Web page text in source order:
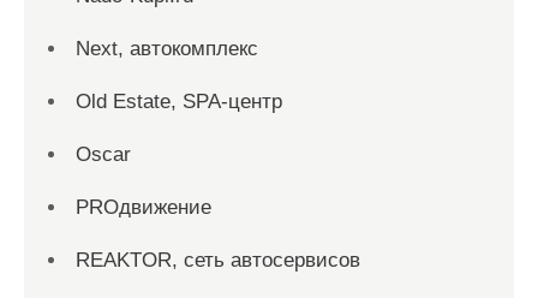
Next, автокомплекс
Old Estate, SPA-центр
Oscar
PROдвижение
REAKTOR, сеть автосервисов